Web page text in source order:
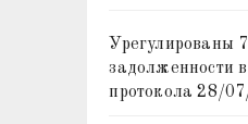
Урегулированы
задолженности
протокола 28/